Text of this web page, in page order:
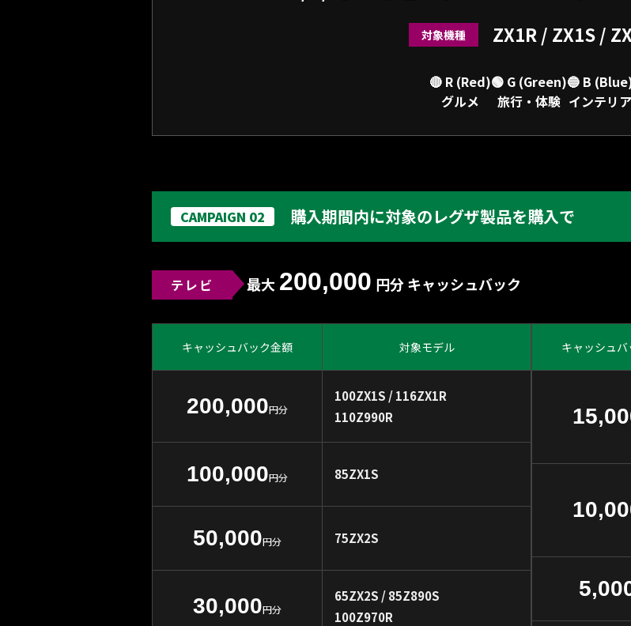
対象機種 ZX1R / ZX1S /
🔴 R (Red)
グルメ
🟢 G (Green)
旅行・体験
🔵 B
インテリア
CAMPAIGN 02 購入期間内に対象のレグザ製品を購入で
テレビ 最大 200,000 円分 キャッシュバック
キャッシュバック金額 対象モデル
200,000円分
100ZX1S / 116ZX1R
110Z990R
100,000円分 85ZX1S
50,000円分 75ZX2S
30,000円分
65ZX2S / 85Z890S
100Z970R
キャッシュ